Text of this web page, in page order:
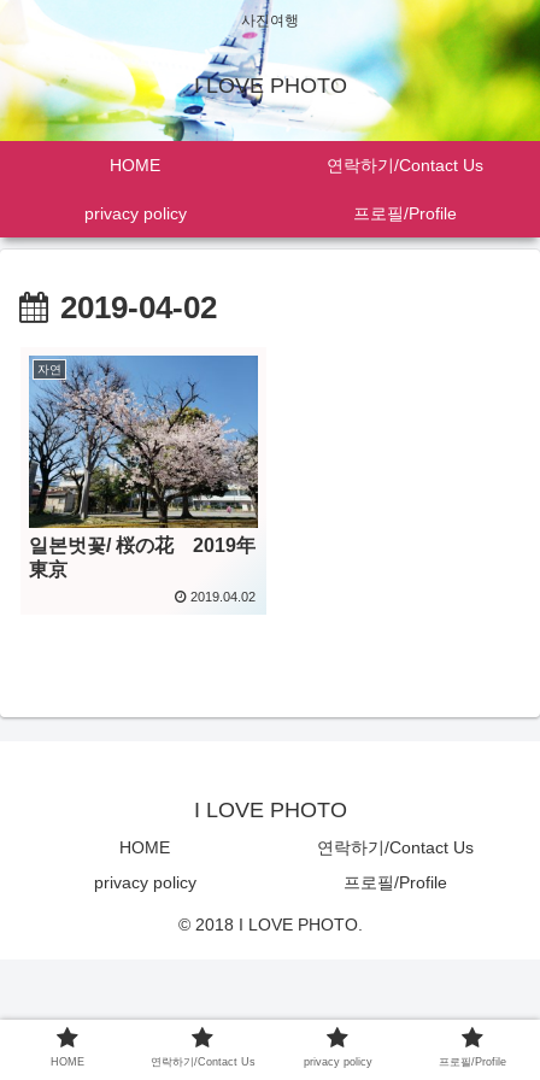
사진여행
I LOVE PHOTO
HOME 연락하기/Contact Us
privacy policy 프로필/Profile
2019-04-02
자연
일본벗꽃/ 桜の花 2019年
東京
2019.04.02
I LOVE PHOTO
HOME
연락하기/Contact Us
privacy policy
프로필/Profile
© 2018 I LOVE PHOTO.
HOME 연락하기/Contact Us privacy policy 프로필/Profile